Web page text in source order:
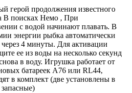
герой продолжения известного
В поисках Немо , При
с водой начинают плавать. В
энергии рыбка автоматически
через 4 минуты. Для активации
ее из воды на несколько секунд
в воду. Игрушка работает от
батареек А76 или RL44,
в комплект (две установлены в